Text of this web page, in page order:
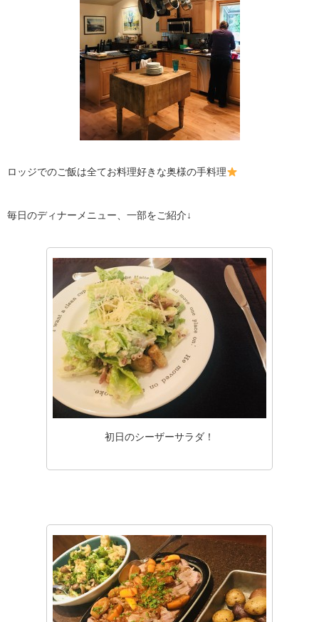
ロッジでのご飯は全てお料理好きな奥様の手料理
毎日のディナーメニュー、一部をご紹介↓
初日のシーザーサラダ！